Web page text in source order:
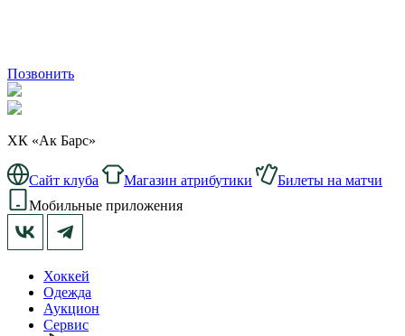
Позвонить
ХК «Ак Барс»
Сайт клуба Магазин атрибутики
Билеты на матчи
Мобильные приложения
Хоккей
Одежда
Аукцион
Сервис